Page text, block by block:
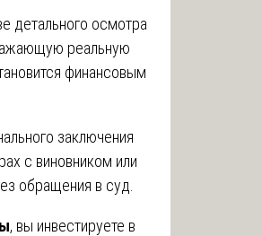
детального осмотра
реальную
финансовым
заключения
с виновником или
обращения в суд.
, вы инвестируете в